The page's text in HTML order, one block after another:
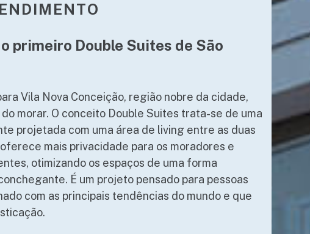
primeiro Double Suites de São
Vila Nova Conceição, região nobre da cidade,
do morar. O conceito Double Suites trata-se de uma
projetada com uma área de living entre as duas
mais privacidade para os moradores e
otimizando os espaços de uma forma
É um projeto pensado para pessoas
com as principais tendências do mundo e que